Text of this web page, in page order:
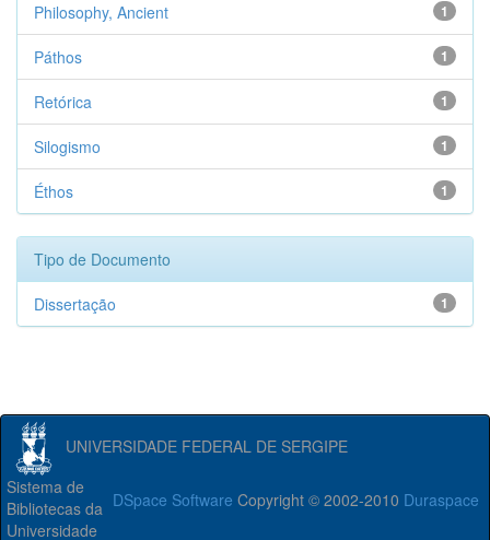
1
Philosophy, Ancient
1
Páthos
1
Retórica
1
Silogismo
1
Éthos
Tipo de Documento
1
Dissertação
UNIVERSIDADE FEDERAL DE SERGIPE
DSpace Software Copyright © 2002-2010 Duraspace
Sistema de
Bibliotecas da
Universidade